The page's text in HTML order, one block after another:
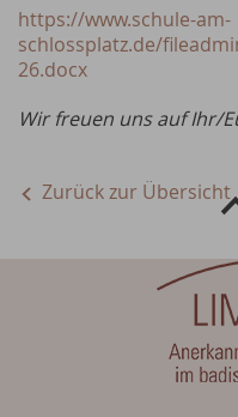
https://www.schule-am-
schlossplatz.de/
26.docx
Wir freuen uns auf Ihr/
Zurück zur Übersicht